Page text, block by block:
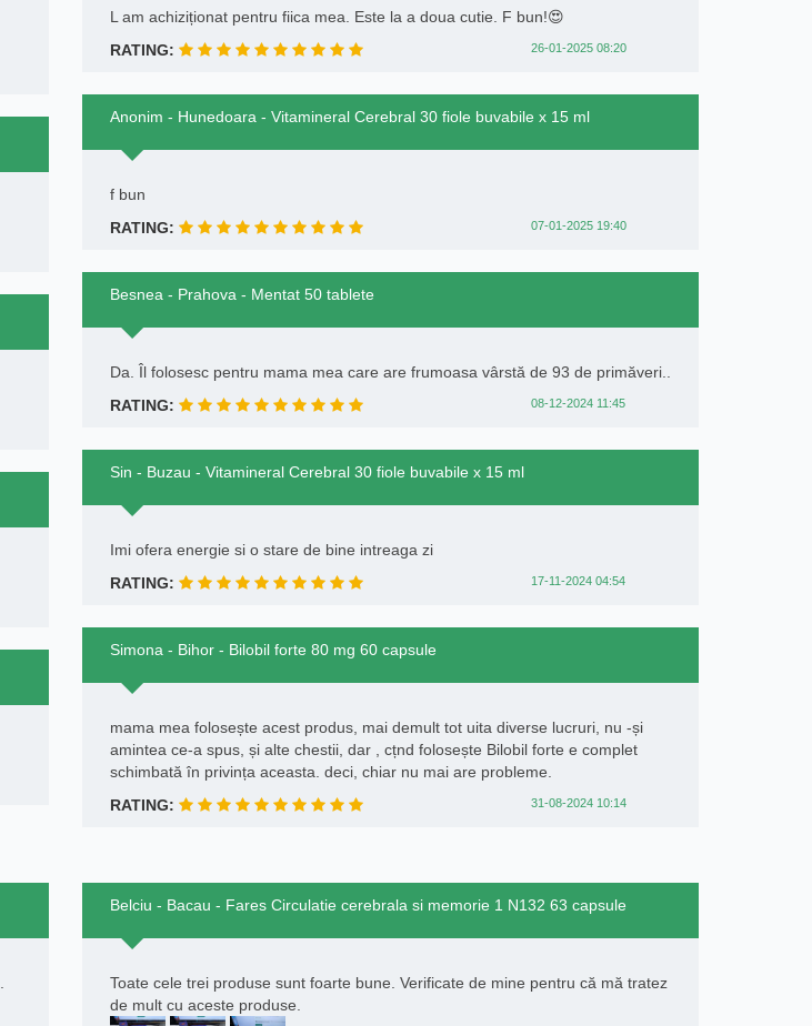
L am achiziționat pentru fiica mea. Este la a doua cutie. F bun!😍
RATING:
26-01-2025 08:20
Anonim - Hunedoara - Vitamineral Cerebral 30 fiole buvabile x 15 ml
f bun
RATING:
07-01-2025 19:40
Besnea - Prahova - Mentat 50 tablete
Da. Îl folosesc pentru mama mea care are frumoasa vârstă de 93 de primăveri..
RATING:
08-12-2024 11:45
Sin - Buzau - Vitamineral Cerebral 30 fiole buvabile x 15 ml
Imi ofera energie si o stare de bine intreaga zi
RATING:
17-11-2024 04:54
Simona - Bihor - Bilobil forte 80 mg 60 capsule
mama mea folosește acest produs, mai demult tot uita diverse lucruri, nu -și
amintea ce-a spus, și alte chestii, dar , cțnd folosește Bilobil forte e complet
schimbată în privința aceasta. deci, chiar nu mai are probleme.
RATING:
31-08-2024 10:14
Belciu - Bacau - Fares Circulatie cerebrala si memorie 1 N132 63 capsule
Toate cele trei produse sunt foarte bune. Verificate de mine pentru că mă tratez
de mult cu aceste produse.